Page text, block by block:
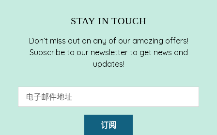
STAY IN TOUCH
Don’t miss out on any of our amazing offers!
Subscribe to our newsletter to get news and
updates!
订阅